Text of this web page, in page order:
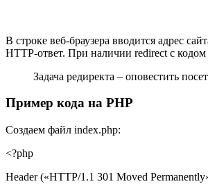
В строке веб-браузера вводится адрес
HTTP-ответ. При наличии redirect с
Задача редиректа – оповестить
Пример кода на PHP
Создаем файл index.php:
<?php
Header («HTTP/1.1 301 Moved